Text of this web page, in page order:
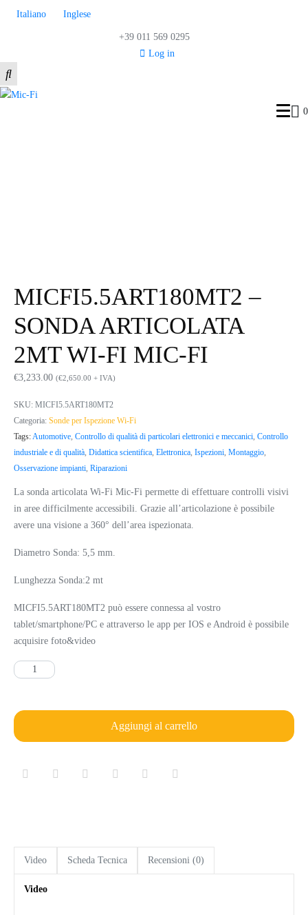
Italiano Inglese
+39 011 569 0295
Log in
0
MICFI5.5ART180MT2 –
SONDA ARTICOLATA
2MT WI-FI MIC-FI
€3,233.00 (€2,650.00 + IVA)
SKU: MICFI5.5ART180MT2
Categoria: Sonde per Ispezione Wi-Fi
Tags: Automotive Controllo di qualità di particolari elettronici e meccanici Controllo
industriale e di qualità Didattica scientifica Elettronica Ispezioni Montaggio
Osservazione impianti Riparazioni
La sonda articolata Wi-Fi Mic-Fi permette di effettuare controlli visivi
in aree difficilmente accessibili. Grazie all’articolazione è possibile
avere una visione a 360° dell’area ispezionata.
Diametro Sonda: 5,5 mm.
Lunghezza Sonda:2 mt
MICFI5.5ART180MT2 può essere connessa al vostro
tablet/smartphone/PC e attraverso le app per IOS e Android è possibile
acquisire foto&video
Aggiungi al carrello
Video Scheda Tecnica Recensioni (0)
Video